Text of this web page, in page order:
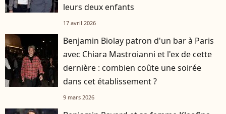
leurs deux enfants
17 avril 2026
Benjamin Biolay patron d'un bar à Paris
avec Chiara Mastroianni et l'ex de cette
dernière : combien coûte une soirée
dans cet établissement ?
9 mars 2026